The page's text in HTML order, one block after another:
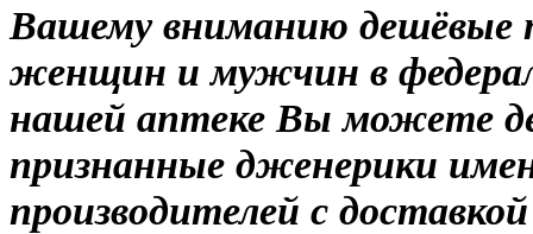
Вашему вниманию дешёвые
женщин и мужчин в
нашей аптеке Вы можете
признанные дженерики
производителей с